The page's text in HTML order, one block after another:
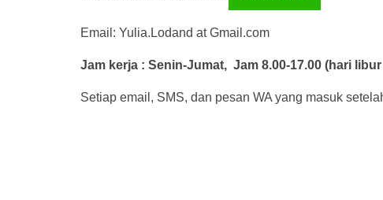
Email: Yulia.Lodand at Gmail.com
Jam kerja : Senin-Jumat, Jam 8.00-17.00 (hari
Setiap email, SMS, dan pesan WA yang masuk